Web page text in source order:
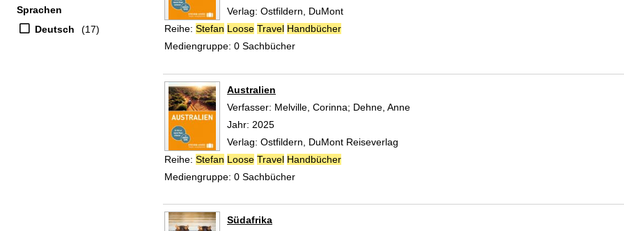
Sprachen
Deutsch
(17)
Verlag: Ostfildern, DuMont
Reihe: Stefan Loose Travel Handbücher
Mediengruppe: 0 Sachbücher
Australien
Verfasser: Melville, Corinna; Dehne, Anne
Jahr: 2025
Verlag: Ostfildern, DuMont Reiseverlag
Reihe: Stefan Loose Travel Handbücher
Mediengruppe: 0 Sachbücher
Südafrika